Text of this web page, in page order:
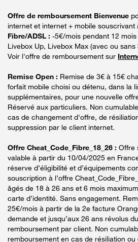
Offre de remboursement Bienvenue
internet et internet + mobile souscrivant
Fibre/ADSL : -5€/mois pendant 12
Livebox Up, Livebox Max (avec ou sans
Voir l'offre de remboursement sur
Remise Open : Remise de 3€ à 15€
forfait mobile choisi ou détenu, dans la
supplémentaires, pour une nouvelle
Réservé aux particuliers. Non
cas de changement d'offre, de
suppression par le client internet.
Offre Cheat_Code_Fibre_18_26 : Offre
valable à partir du 10/04/2025 en
réserve d’éligibilité et d’équipements
souscription à l’offre
âgés de 18 à 26 ans et 6 mois
carte d’identité. Sans engagement.
25€/mois à partir de la 2e facture
demande et jusqu’aux 26 ans révolus
remboursement par client. Non
remboursement en cas de résiliation ou